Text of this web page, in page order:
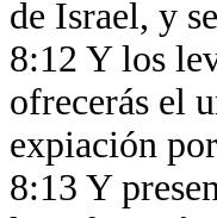
de Israel, y
8:12 Y los
ofrecerás el
expiación
8:13 Y